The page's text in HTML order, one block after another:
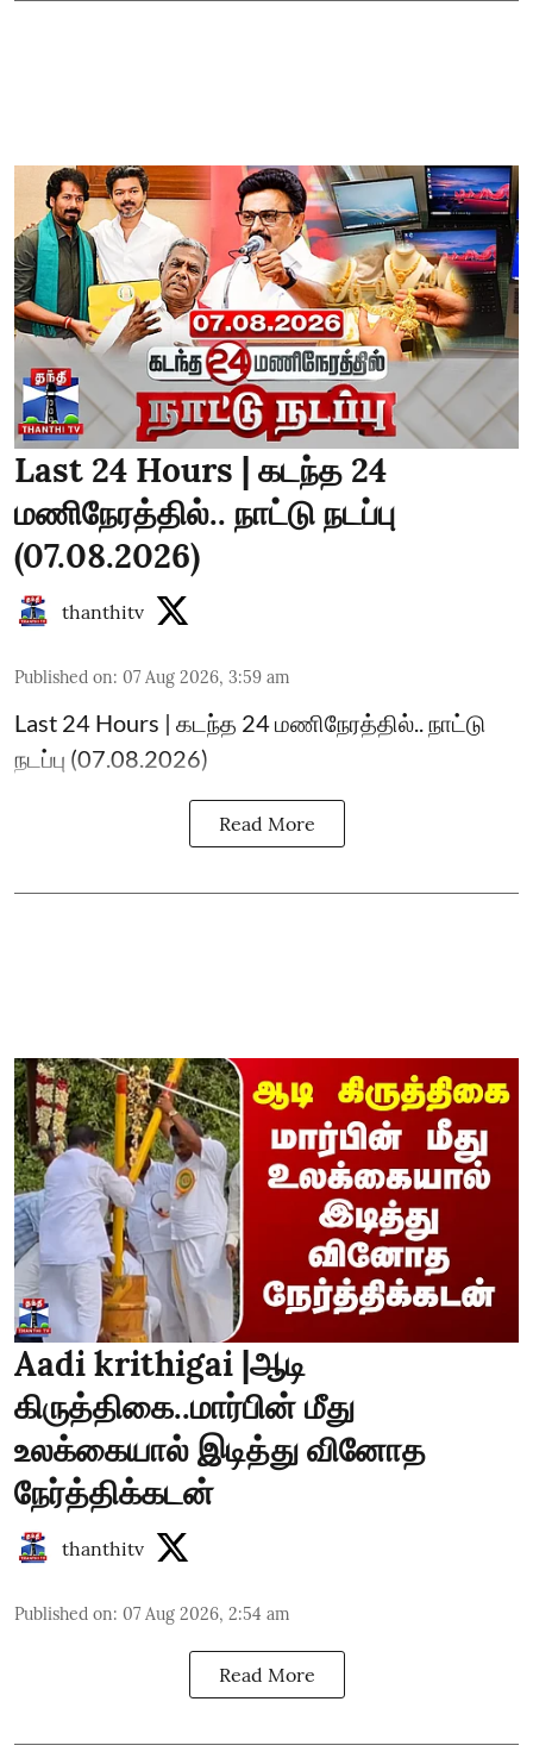
Last 24 Hours | கடந்த 24
மணிநேரத்தில்.. நாட்டு நடப்பு
(07.08.2026)
thanthitv
Published on: 07 Aug 2026, 3:59 am
Last 24 Hours | கடந்த 24 மணிநேரத்தில்.. நாட்டு
நடப்பு (07.08.2026)
Read More
Aadi krithigai |ஆடி
கிருத்திகை..மார்பின் மீது
உலக்கையால் இடித்து வினோத
நேர்த்திக்கடன்
thanthitv
Published on: 07 Aug 2026, 2:54 am
Read More